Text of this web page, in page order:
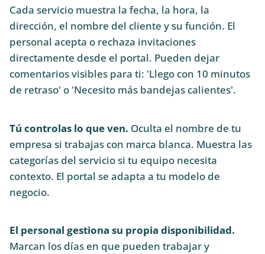
Cada servicio muestra la fecha, la hora, la
dirección, el nombre del cliente y su función. El
personal acepta o rechaza invitaciones
directamente desde el portal. Pueden dejar
comentarios visibles para ti: 'Llego con 10 minutos
de retraso' o 'Necesito más bandejas calientes'.
Tú controlas lo que ven. Oculta el nombre de tu
empresa si trabajas con marca blanca. Muestra las
categorías del servicio si tu equipo necesita
contexto. El portal se adapta a tu modelo de
negocio.
El personal gestiona su propia disponibilidad.
Marcan los días en que pueden trabajar y